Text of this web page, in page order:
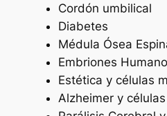
Cordón umbilical
Diabetes
Médula Ósea
Embriones
Estética y células
Alzheimer y